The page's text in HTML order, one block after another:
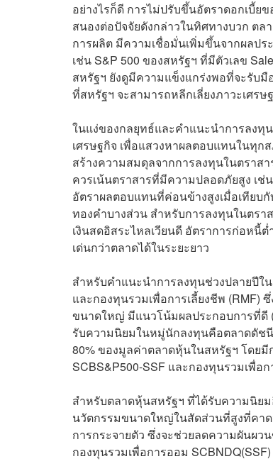
อย่างไรก็ดี การไม่ปรับขึ้นอัตราดอกเบี้ย
สนองต่อปัจจัยดังกล่าวในทิศทางบวก ต
การผลิต มีความเชื่อมั่นเพิ่มขึ้นจากผลป
เช่น S&P 500 ของสหรัฐฯ ที่มีตัวเลข
สหรัฐฯ ยังดูมีความแข็งแกร่งพอที่จะรับ
ที่สหรัฐฯ จะสามารถหลีกเลี่ยงภาวะเศร
ในแง่ของกลยุทธ์และคำแนะนำการลงทุ
เศรษฐกิจ เพื่อแสวงหาผลตอบแทนในทุ
สร้างความสมดุลจากการลงทุนในตราส
ควรเน้นตราสารที่มีความปลอดภัยสูง เช่
อัตราผลตอบแทนที่ค่อนข้างสูงเมื่อเทียบ
ทองคำบางส่วน สำหรับการลงทุนในตร
เงินสดอิสระไหลเวียนดี อัตราการก่อห
เด่นกว่าตลาดได้ในระยะยาว
สำหรับคำแนะนำการลงทุนช่วงปลายปีใ
และกองทุนรวมเพื่อการเลี้ยงชีพ
ขนาดใหญ่ มีแนวโน้มผลประกอบการที่ดี
รับความนิยมในหมู่นักลงทุนคือตลาดดัช
80% ของมูลค่าตลาดหุ้นในสหรัฐฯ โดย
SCBS&P500-SSF และกองทุนรวมเพื่อ
สำหรับตลาดหุ้นสหรัฐฯ ที่ได้รับความนิย
นวัตกรรมขนาดใหญ่ในสัดส่วนที่สูงที่คา
การกระจายตัว ซึ่งจะช่วยลดความผันผ
กองทุนรวมเพื่อการออม